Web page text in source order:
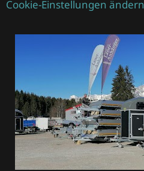
Cookie-Einstellungen ändern